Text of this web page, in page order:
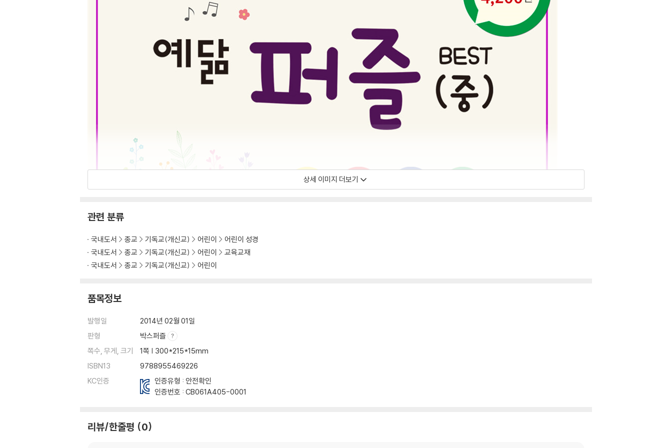
상세 이미지 더보기
관련 분류
국내도서 종교 기독교(개신교) 어린이
어린이 성경
국내도서
종교 기독교(개신교) 어린이
교육교재
국내도서
종교 기독교(개신교) 어린이
품목정보
발행일
2014년 02월 01일
판형
박스퍼즐
쪽수, 무게, 크기
1쪽 | 300*215*15mm
ISBN13
9788955469226
KC인증
인증유형 : 안전확인
인증번호 :CB061A405-0001
리뷰/한줄평 0